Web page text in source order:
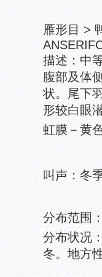
雁形目 >
描述：中
腹部及体
状。尾下
形较白眼
虹膜－黄
叫声：冬
分布范围
分布状况
冬。地方